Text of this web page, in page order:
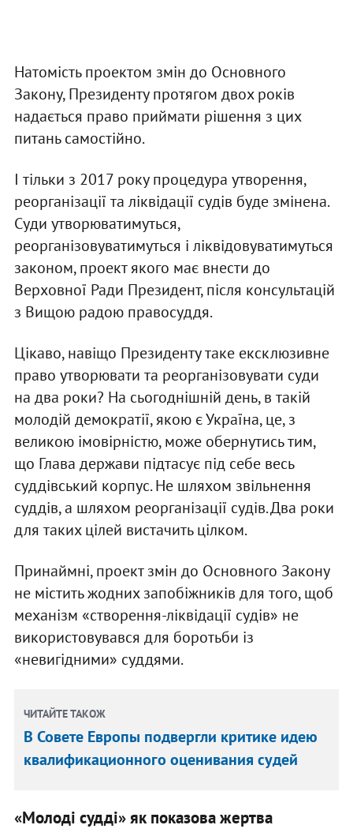
Натомість проектом змін до Основного
Закону, Президенту протягом двох років
надається право приймати рішення з цих
питань самостійно.
І тільки з 2017 року процедура утворення,
реорганізації та ліквідації судів буде змінена.
Суди утворюватимуться,
реорганізовуватимуться і ліквідовуватимуться
законом, проект якого має внести до
Верховної Ради Президент, після консультацій
з Вищою радою правосуддя.
Цікаво, навіщо Президенту таке ексклюзивне
право утворювати та реорганізовувати суди
на два роки? На сьогоднішній день, в такій
молодій демократії, якою є Україна, це, з
великою імовірністю, може обернутись тим,
що Глава держави підтасує під себе весь
суддівський корпус. Не шляхом звільнення
суддів, а шляхом реорганізації судів. Два роки
для таких цілей вистачить цілком.
Принаймні, проект змін до Основного Закону
не містить жодних запобіжників для того, щоб
механізм «створення-ліквідації судів» не
використовувався для боротьби із
«невигідними» суддями.
ЧИТАЙТЕ ТАКОЖ
В Совете Европы подвергли критике идею
квалификационного оценивания судей
«Молоді судді» як показова жертва